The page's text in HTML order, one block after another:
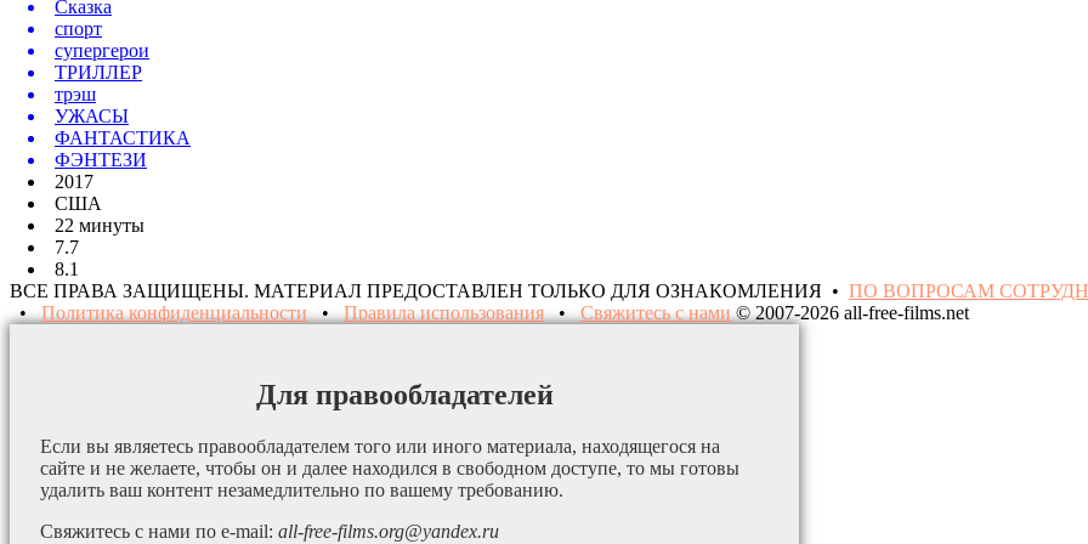
Сказка
спорт
супергерои
ТРИЛЛЕР
трэш
УЖАСЫ
ФАНТАСТИКА
ФЭНТЕЗИ
2017
США
22 минуты
7.7
8.1
ВСЕ ПРАВА ЗАЩИЩЕНЫ. МАТЕРИАЛ ПРЕДОСТАВЛЕН ТОЛЬКО ДЛЯ ОЗНАКОМЛЕНИЯ • ПО ВОПРОСАМ
•Политика конфиденциальности•Правила использования•Свяжитесь с нами© 2007-2026 all-free-films.net
Для правообладателей
Если вы являетесь правообладателем того или иного материала, находящегося на
сайте и не желаете, чтобы он и далее находился в свободном доступе, то мы готовы
удалить ваш контент незамедлительно по вашему требованию.
Свяжитесь с нами по e-mail: all-free-films.org@yandex.ru